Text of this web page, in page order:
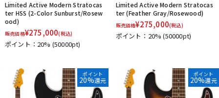
Limited Active Modern Stratocas
ter HSS (2-Color Sunburst/Rosew
ood)
販売価格¥275,000(税込)
ポイント：20% (50000pt)
Limited Active Modern Stratocas
ter (Feather Gray/Rosewood)
販売価格¥275,000(税込)
ポイント：20%(50000pt)
ポイント
20%還元
ポイント
20%還元